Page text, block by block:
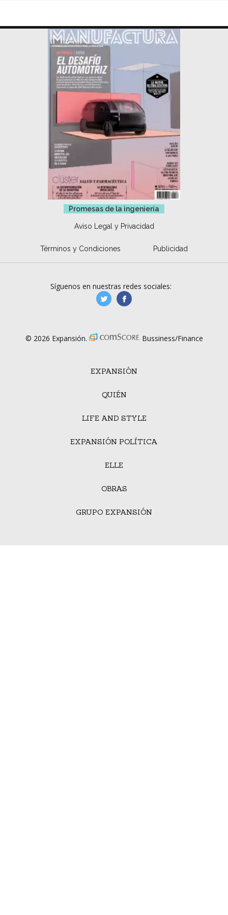
Promesas de la ingeniería
Aviso Legal y Privacidad
Términos y Condiciones Publicidad
EXPANSIÓN
QUIÉN
LIFE AND STYLE
EXPANSIÓN POLÍTICA
ELLE
OBRAS
GRUPO EXPANSIÓN
Síguenos en nuestras redes sociales:
manufacturaGE
© 2026 Expansión. Bussiness/Finance